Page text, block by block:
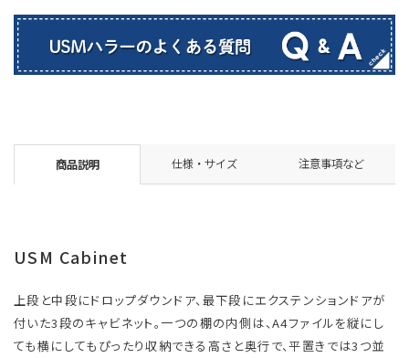
商品説明 仕様・サイズ 注意事項など
USM Cabinet
上段と中段にドロップダウンドア、最下段にエクステンションドアが
付いた3段のキャビネット。一つの棚の内側は、A4ファイルを縦にし
ても横にしてもぴったり収納できる高さと奥行で、平置きでは3つ並